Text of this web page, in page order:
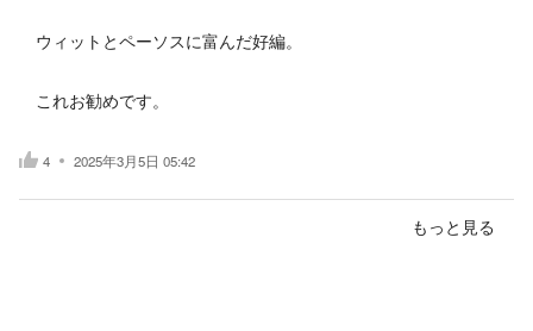
ウィットとペーソスに富んだ好編。
これお勧めです。
4 2025年3月5日 05:42
もっと見る